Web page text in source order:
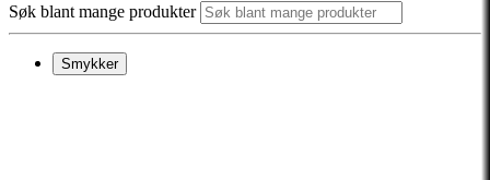
Søk blant mange produkter
Smykker